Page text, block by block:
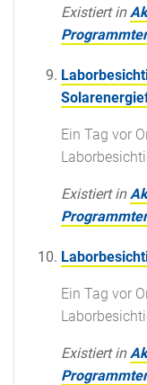
Existiert in
Ein Tag vor
Existiert in
Ein Tag vor
Existiert in